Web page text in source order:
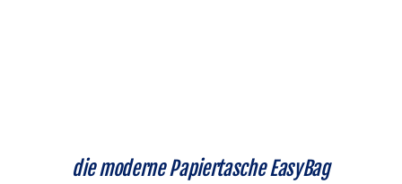
die moderne Papiertasche EasyBag